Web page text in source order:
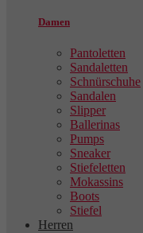
Damen
Pantoletten
Sandaletten
Schnürschuhe
Sandalen
Slipper
Ballerinas
Pumps
Sneaker
Stiefeletten
Mokassins
Boots
Stiefel
Herren